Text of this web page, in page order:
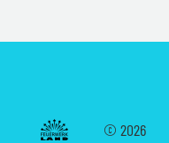
© 2026